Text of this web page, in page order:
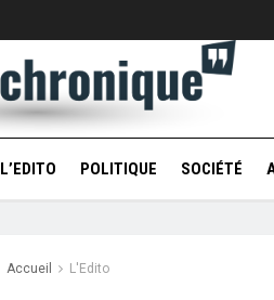
L’EDITO POLITIQUE SOCIÉTÉ
Accueil L'Edito